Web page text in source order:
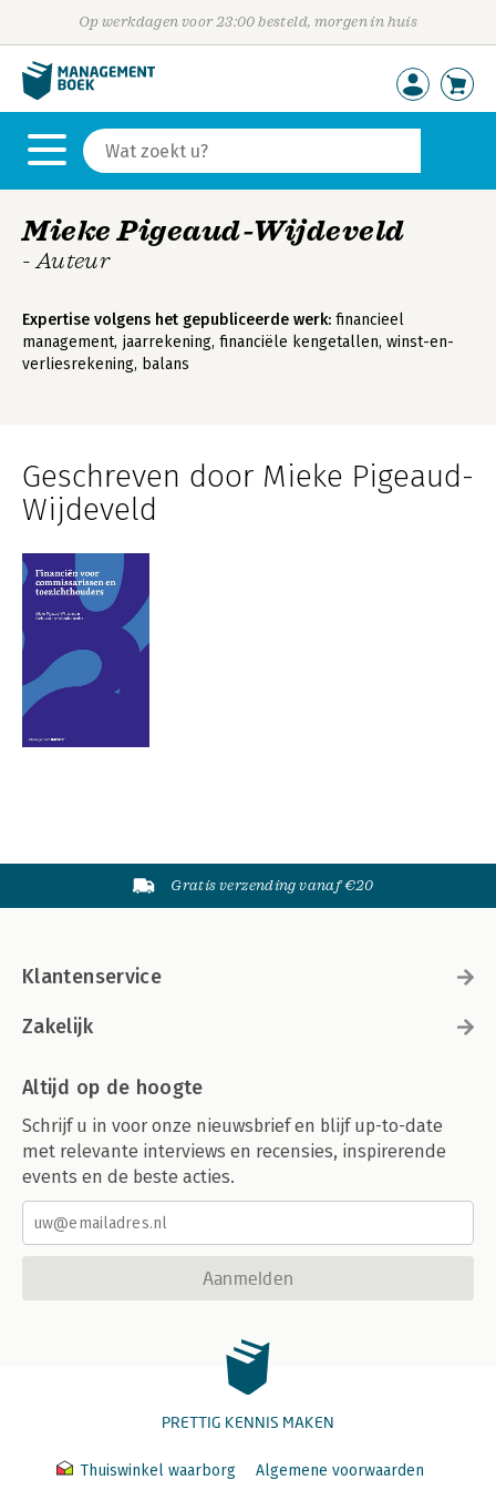
Op werkdagen voor 23:00 besteld, morgen in huis
Mieke Pigeaud-Wijdeveld
- Auteur
Expertise volgens het gepubliceerde werk: financieel
management, jaarrekening, financiële kengetallen, winst-en-
verliesrekening, balans
Geschreven door Mieke Pigeaud-
Wijdeveld
Gratis verzending vanaf €20
Klantenservice
Zakelijk
Altijd op de hoogte
Schrijf u in voor onze nieuwsbrief en blijf up-to-date
met relevante interviews en recensies, inspirerende
events en de beste acties.
Aanmelden
PRETTIG KENNIS MAKEN
Thuiswinkel waarborg Algemene voorwaarden